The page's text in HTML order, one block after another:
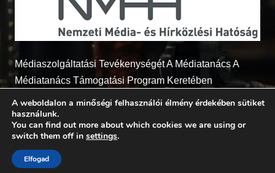
Médiaszolgáltatási Tevékenységét A Médiatanács A
Médiatanács Támogatási Program Keretében
© 2026 - Radio7.hu Minden jog fenntartva
A weboldalon a minőségi felhasználói élmény érdekében sütiket
használunk.
You can find out more about which cookies we are using or
switch them off in settings.
Elfogad